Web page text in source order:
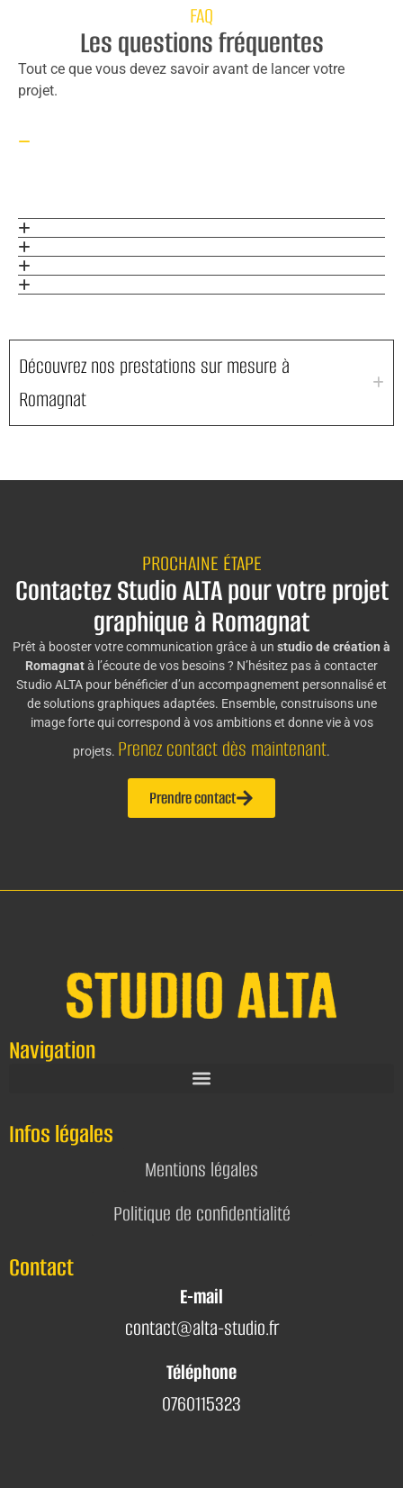
FAQ
Les questions fréquentes
Tout ce que vous devez savoir avant de lancer votre
projet.
Découvrez nos prestations sur mesure à
Romagnat
PROCHAINE ÉTAPE
Contactez Studio ALTA pour votre projet
graphique à Romagnat
Prêt à booster votre communication grâce à un studio de création à
Romagnatà l’écoute de vos besoins ? N’hésitez pas à contacter
Studio ALTA pour bénéficier d’un accompagnement personnalisé et
de solutions graphiques adaptées. Ensemble, construisons une
image forte qui correspond à vos ambitions et donne vie à vos
projets. Prenez contact dès maintenant.
Prendre contact
Navigation
Infos légales
Mentions légales
Politique de confidentialité
Contact
E-mail
contact@alta-studio.fr
Téléphone
0760115323